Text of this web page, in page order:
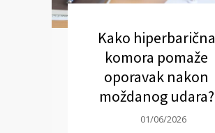
Kako hiperbarična
komora pomaže
oporavak nakon
moždanog udara?
01/06/2026